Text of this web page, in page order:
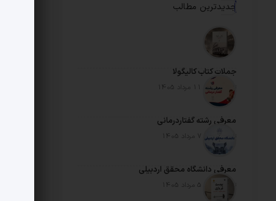
جدیدترین مطالب
جملات کتاب کالیگولا
تاریخ انتشار: 11 مرداد 1405
معرفی رشته گفتاردرمانی
تاریخ انتشار: 7 مرداد 1405
معرفی دانشگاه محقق اردبیلی
تاریخ انتشار: 5 مرداد 1405